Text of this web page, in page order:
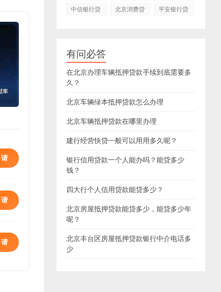
中信银行贷
北京消费贷
平安银行贷
有问必答
在北京办理车辆抵押贷款手续到底需要多
久？
北京车辆绿本抵押贷款怎么办理
北京车辆抵押贷款在哪里办理
建行经营快贷一般可以用用多久呢？
银行信用贷款一个人能办吗？能贷多少
钱？
四大行个人信用贷款能贷多少？
北京房屋抵押贷款能贷多少，能贷多少年
呢？
北京丰台区房屋抵押贷款银行中介电话多
少